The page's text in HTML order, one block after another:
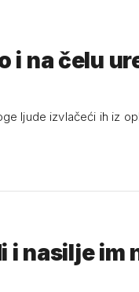
i na čelu
ljude izvlačeći ih iz
i nasilje im